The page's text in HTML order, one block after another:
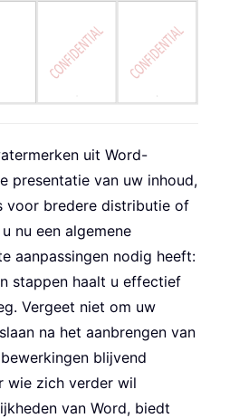
uit Word-
presentatie van uw inhoud,
voor bredere distributie of
nu een algemene
aanpassingen nodig heeft:
stappen haalt u effectief
Vergeet niet om uw
na het aanbrengen van
blijvend
wie zich verder wil
van Word, biedt